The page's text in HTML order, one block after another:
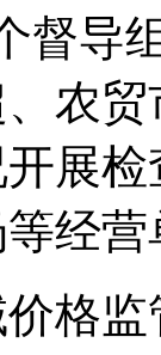
督导
农
展
经
格